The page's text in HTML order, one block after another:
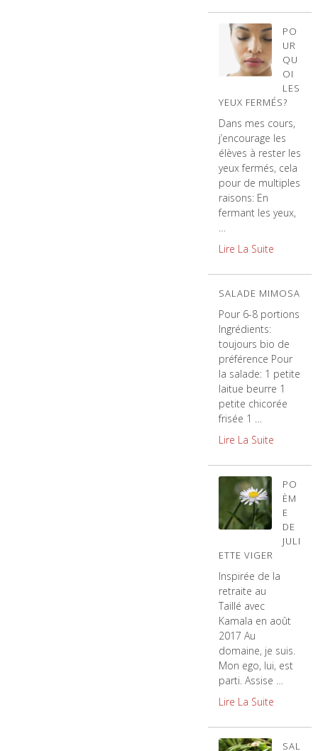
PO
UR
QU
OI
LES
YEUX FERMÉS?
Dans mes cours,
j’encourage les
élèves à rester les
yeux fermés, cela
pour de multiples
raisons: En
fermant les yeux,
…
Lire La Suite
SALADE MIMOSA
Pour 6-8 portions
Ingrédients:
toujours bio de
préférence Pour
la salade: 1 petite
laitue beurre 1
petite chicorée
frisée 1 …
Lire La Suite
PO
ÈM
E
DE
JULI
ETTE VIGER
Inspirée de la
retraite au
Taillé avec
Kamala en août
2017 Au
domaine, je suis.
Mon ego, lui, est
parti. Assise …
Lire La Suite
SAL